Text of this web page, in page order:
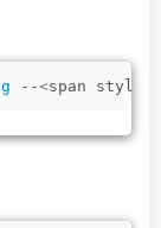
--<span style=